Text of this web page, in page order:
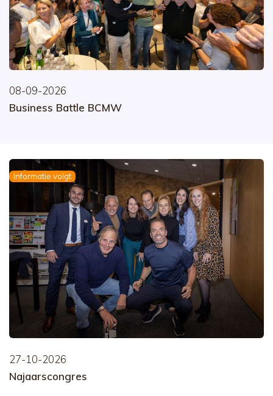
08-09-2026
Business Battle BCMW
Informatie volgt
27-10-2026
Najaarscongres